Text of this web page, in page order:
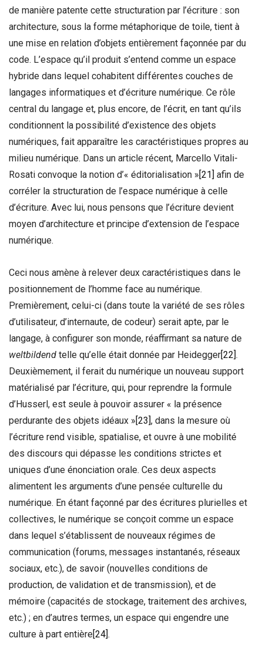
de manière patente cette structuration par l’écriture : son
architecture, sous la forme métaphorique de toile, tient à
une mise en relation d’objets entièrement façonnée par du
code. L’espace qu’il produit s’entend comme un espace
hybride dans lequel cohabitent différentes couches de
langages informatiques et d’écriture numérique. Ce rôle
central du langage et, plus encore, de l’écrit, en tant qu’ils
conditionnent la possibilité d’existence des objets
numériques, fait apparaître les caractéristiques propres au
milieu numérique. Dans un article récent, Marcello Vitali-
Rosati convoque la notion d’« éditorialisation »[21] afin de
corréler la structuration de l’espace numérique à celle
d’écriture. Avec lui, nous pensons que l’écriture devient
moyen d’architecture et principe d’extension de l’espace
numérique.
Ceci nous amène à relever deux caractéristiques dans le
positionnement de l’homme face au numérique.
Premièrement, celui-ci (dans toute la variété de ses rôles
d’utilisateur, d’internaute, de codeur) serait apte, par le
langage, à configurer son monde, réaffirmant sa nature de
weltbildend telle qu’elle était donnée par Heidegger[22].
Deuxièmement, il ferait du numérique un nouveau support
matérialisé par l’écriture, qui, pour reprendre la formule
d’Husserl, est seule à pouvoir assurer « la présence
perdurante des objets idéaux »[23], dans la mesure où
l’écriture rend visible, spatialise, et ouvre à une mobilité
des discours qui dépasse les conditions strictes et
uniques d’une énonciation orale. Ces deux aspects
alimentent les arguments d’une pensée culturelle du
numérique. En étant façonné par des écritures plurielles et
collectives, le numérique se conçoit comme un espace
dans lequel s’établissent de nouveaux régimes de
communication (forums, messages instantanés, réseaux
sociaux, etc.), de savoir (nouvelles conditions de
production, de validation et de transmission), et de
mémoire (capacités de stockage, traitement des archives,
etc.) ; en d’autres termes, un espace qui engendre une
culture à part entière[24].